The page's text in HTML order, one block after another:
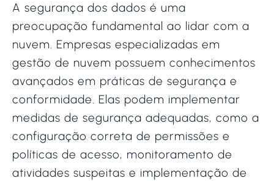
A segurança dos dados é uma
preocupação fundamental ao lidar com a
nuvem. Empresas especializadas em
gestão de nuvem possuem conhecimentos
avançados em práticas de segurança e
conformidade. Elas podem implementar
medidas de segurança adequadas, como a
configuração correta de permissões e
políticas de acesso, monitoramento de
atividades suspeitas e implementação de